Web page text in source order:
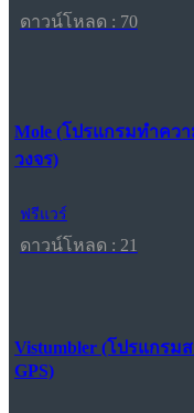
ดาวน์โหลด : 70
Mole (โปรแกรมทำคว
วงจร)
ฟรีแวร์
ดาวน์โหลด : 21
Vistumbler (โปรแกรม
GPS)